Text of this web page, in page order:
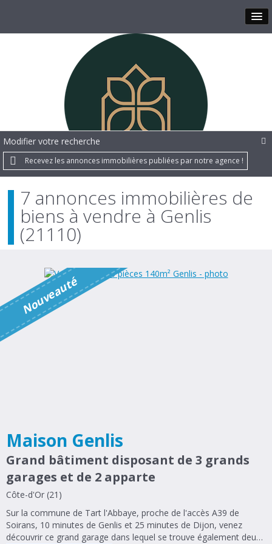
Modifier votre recherche
Recevez les annonces immobilières publiées par notre agence !
7 annonces immobilières de
biens à vendre à Genlis
(21110)
N
o
u
v
e
a
u
t
é
Maison Genlis
Grand bâtiment disposant de 3 grands
garages et de 2 apparte
Côte-d'Or (21)
Sur la commune de Tart l'Abbaye, proche de l'accès A39 de
Soirans, 10 minutes de Genlis et 25 minutes de Dijon, venez
découvrir ce grand garage dans lequel se trouve également deux